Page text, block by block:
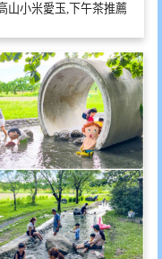
山小米愛玉,下午茶推薦